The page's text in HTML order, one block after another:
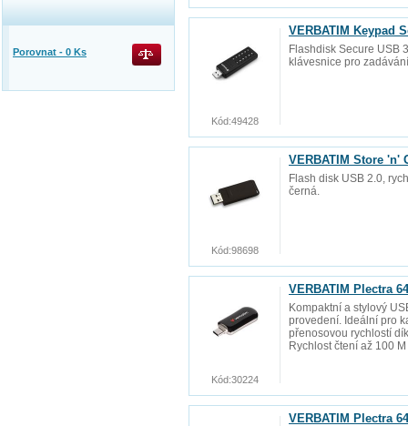
VERBATIM Keypad
Flashdisk Secure USB
klávesnice pro
Kód:49428
VERBATIM Store 'n'
Flash disk USB 2.0,
černá.
Kód:98698
VERBATIM Plectra
Kompaktní a stylový
provedení. Ideální pro
přenosovou rychlostí
Rychlost čtení až 100 M
Kód:30224
VERBATIM Plectra
Porovnat - 0 Ks